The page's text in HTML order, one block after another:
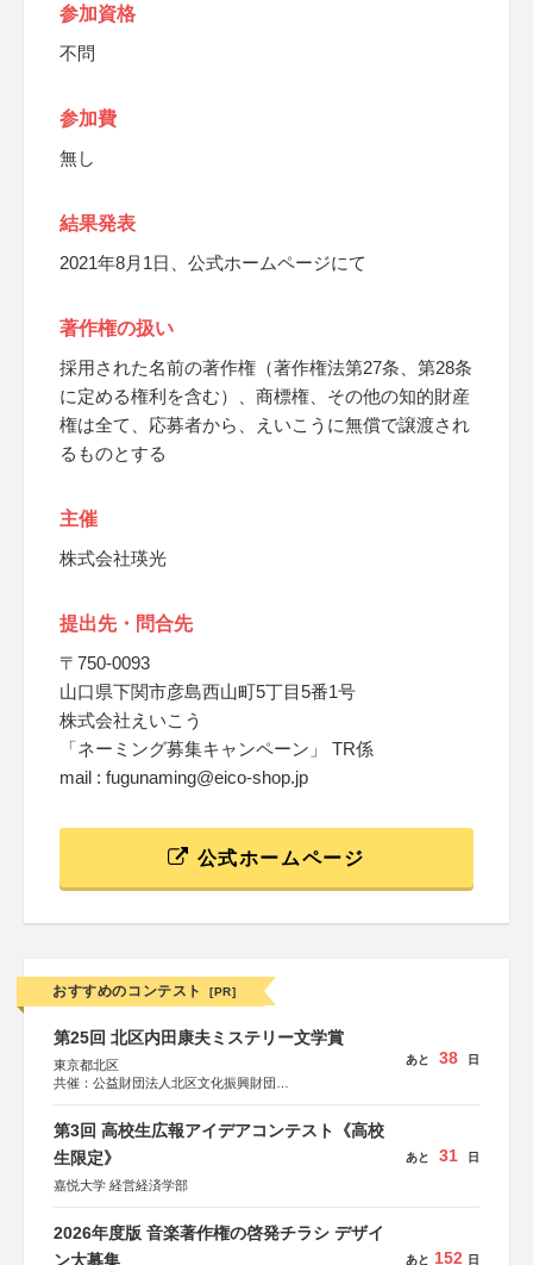
参加資格
不問
参加費
無し
結果発表
2021年8月1日、公式ホームページにて
著作権の扱い
採用された名前の著作権（著作権法第27条、第28条
に定める権利を含む）、商標権、その他の知的財産
権は全て、応募者から、えいこうに無償で譲渡され
るものとする
主催
株式会社瑛光
提出先・問合先
〒750-0093
山口県下関市彦島西山町5丁目5番1号
株式会社えいこう
「ネーミング募集キャンペーン」 TR係
mail : fugunaming@eico-shop.jp
公式ホームページ
おすすめのコンテスト [PR]
第25回 北区内田康夫ミステリー文学賞
東京都北区
共催：公益財団法人北区文化振興財団
協賛：株式会社実業之日本社
あと 38 日
第3回 高校生広報アイデアコンテスト《高校
生限定》
嘉悦大学 経営経済学部
あと 31 日
2026年度版 音楽著作権の啓発チラシ デザイ
ン大募集
あと 152 日